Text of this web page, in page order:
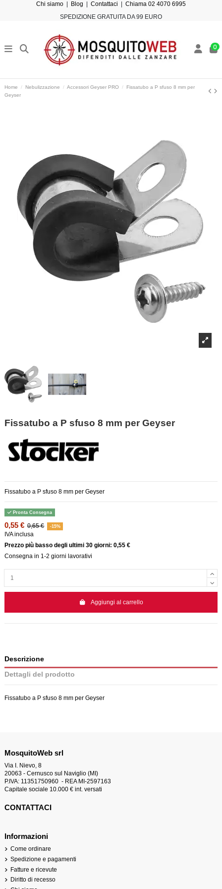
Chi siamo Blog Contattaci
Chiama 02 4070 6995
SPEDIZIONE GRATUITA DA 99 EURO
0
Home Nebulizzazione Accessori Geyser PRO
Fissatubo a P sfuso 8 mm per
Geyser
Fissatubo a P sfuso 8 mm per Geyser
Fissatubo a P sfuso 8 mm per Geyser
Pronta Consegna
0,55 € 0,65 € -15%
IVA inclusa
Prezzo più basso degli ultimi 30 giorni: 0,55 €
Consegna in 1-2 giorni lavorativi
Aggiungi al carrello
Descrizione
Dettagli del prodotto
Fissatubo a P sfuso 8 mm per Geyser
MosquitoWeb srl
Via I. Nievo, 8
20063 - Cernusco sul Naviglio (MI)
P.IVA: 11351750960 - REA MI-2597163
Capitale sociale 10.000 € int. versati
CONTATTACI
Informazioni
Come ordinare
Spedizione e pagamenti
Fatture e ricevute
Diritto di recesso